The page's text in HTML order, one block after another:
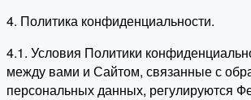
4. Политика конфиденциальности.
4.1. Условия Политики
между вами и Сайтом, связанные с
персональных данных, регулируются